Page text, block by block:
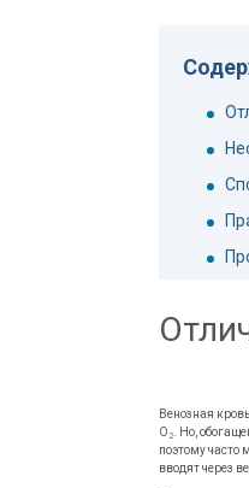
Венозная
О 2
. Но,
поэтому часто
вводят через